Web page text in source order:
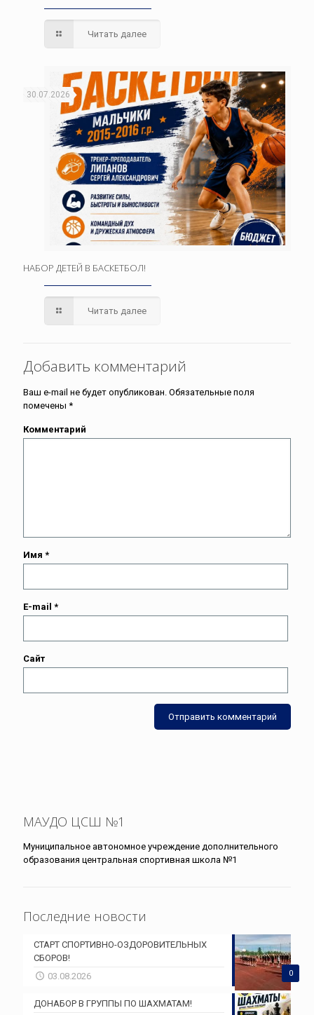
Читать далее
30.07.2026
НАБОР ДЕТЕЙ В БАСКЕТБОЛ!
Читать далее
Добавить комментарий
Ваш e-mail не будет опубликован. Обязательные поля
помечены *
Комментарий
Имя *
E-mail *
Сайт
МАУДО ЦСШ №1
Муниципальное автономное учреждение дополнительного
образования центральная спортивная школа №1
Последние новости
0
СТАРТ СПОРТИВНО-ОЗДОРОВИТЕЛЬНЫХ
СБОРОВ!
03.08.2026
ДОНАБОР В ГРУППЫ ПО ШАХМАТАМ!